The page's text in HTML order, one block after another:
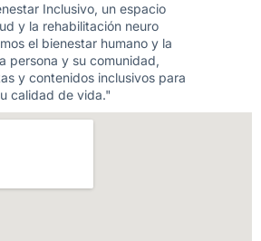
Inclusivo, un espacio
y la rehabilitación neuro
el bienestar humano y la
persona y su comunidad,
y contenidos inclusivos para
calidad de vida."